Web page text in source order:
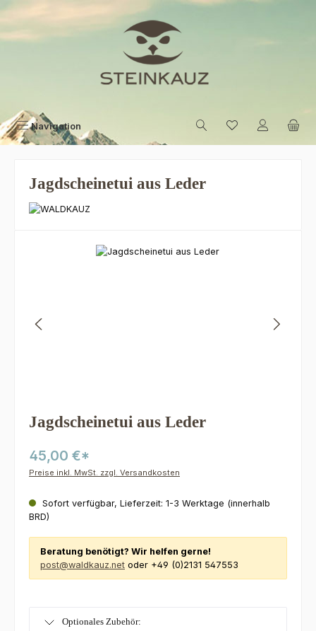
Zum Hauptinhalt springen
Navigation
Jagdscheinetui aus Leder
Bildergalerie überspringen
Jagdscheinetui aus Leder
45,00 €*
Preise inkl. MwSt. zzgl. Versandkosten
Sofort verfügbar, Lieferzeit: 1-3 Werktage (innerhalb
BRD)
Beratung benötigt? Wir helfen gerne!
post@waldkauz.net oder +49 (0)2131 547553
Optionales Zubehör: